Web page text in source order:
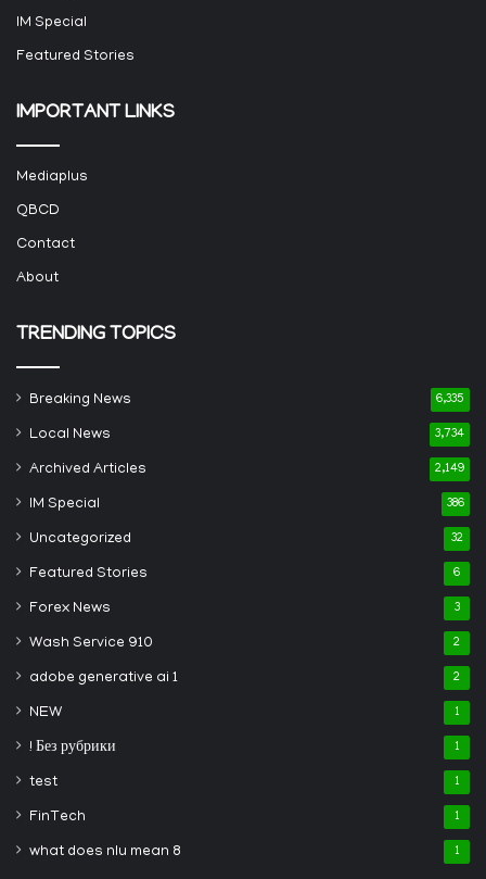
IM Special
Featured Stories
IMPORTANT LINKS
Mediaplus
QBCD
Contact
About
TRENDING TOPICS
Breaking News 6,335
Local News 3,734
Archived Articles 2,149
IM Special 386
Uncategorized 32
Featured Stories 6
Forex News 3
Wash Service 910 2
adobe generative ai 1 2
NEW 1
! Без рубрики 1
test 1
FinTech 1
what does nlu mean 8 1